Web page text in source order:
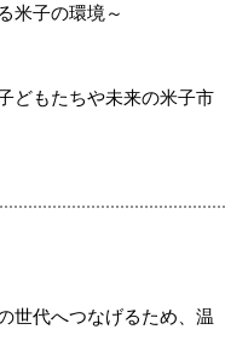
米子の環境～
どもたちや未来の米子市
世代へつなげるため、温